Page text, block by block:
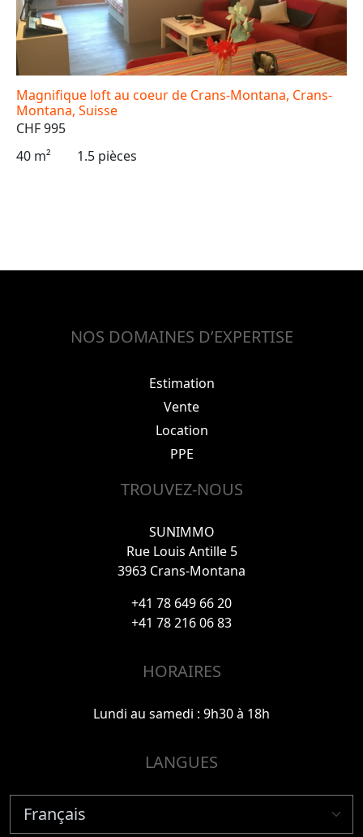
Magnifique loft au coeur de Crans-Montana, Crans-
Montana, Suisse
CHF 995
40 m²
1.5 pièces
NOS DOMAINES D’EXPERTISE
Estimation
Vente
Location
PPE
TROUVEZ-NOUS
SUNIMMO
Rue Louis Antille 5
3963 Crans-Montana
+41 78 649 66 20
+41 78 216 06 83
HORAIRES
Lundi au samedi : 9h30 à 18h
LANGUES